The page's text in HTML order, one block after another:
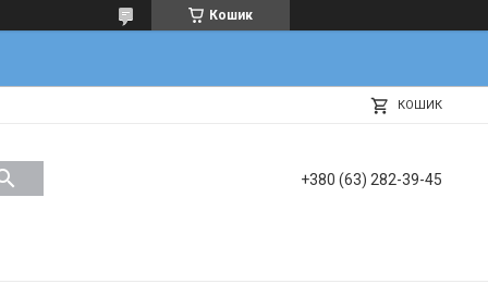
Кошик
КОШИК
+380 (63) 282-39-45